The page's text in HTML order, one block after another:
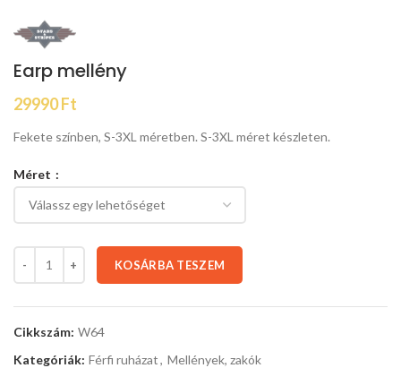
Earp mellény
29990Ft
Fekete színben, S-3XL méretben. S-3XL méret készleten.
Méret
KOSÁRBA TESZEM
Cikkszám: W64
Kategóriák: Férfi ruházat, Mellények, zakók